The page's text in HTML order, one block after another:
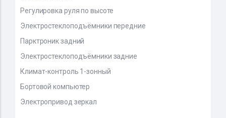
Регулировка руля по высоте
Электростеклоподъёмники передние
Парктроник задний
Электростеклоподъёмники задние
Климат-контроль 1-зонный
Бортовой компьютер
Электропривод зеркал